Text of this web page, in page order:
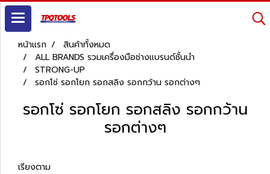
หน้าแรก
สินค้าทั้งหมด
ALL BRANDS รวมเครื่องมือช่างแบรนด์ชั้นนำ
STRONG-UP
รอกโซ่ รอกโยก รอกสลิง รอกกว้าน รอกต่างๆ
รอกโซ่ รอกโยก รอกสลิง รอกกว้าน
รอกต่างๆ
เรียงตาม